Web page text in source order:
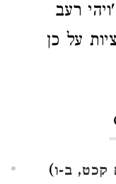
רעב
על כן
קכט, ב-ו)